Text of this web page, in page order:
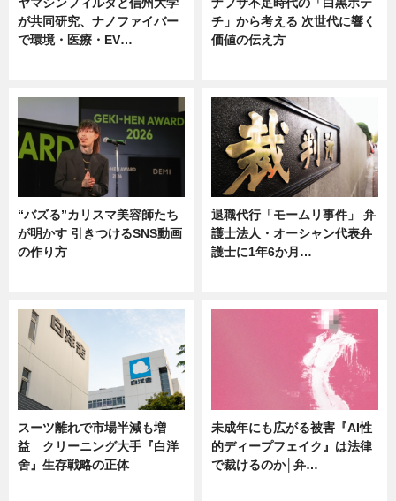
が共同研究、ナノファイバー
で環境・医療・EV…
チ」から考える 次世代に響く
価値の伝え方
“バズる”カリスマ美容師たち
が明かす 引きつけるSNS動画
の作り方
退職代行「モームリ事件」 弁
護士法人・オーシャン代表弁
護士に1年6か月…
スーツ離れで市場半減も増
益 クリーニング大手『白洋
舍』生存戦略の正体
未成年にも広がる被害『AI性
的ディープフェイク』は法律
で裁けるのか│弁…